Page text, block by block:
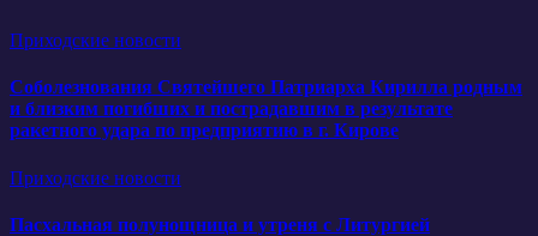
Приходские новости
Соболезнования Святейшего Патриарха Кирилла родным
и близким погибших и пострадавшим в результате
ракетного удара по предприятию в г. Кирове
Приходские новости
Пасхальная полунощница и утреня с Литургией